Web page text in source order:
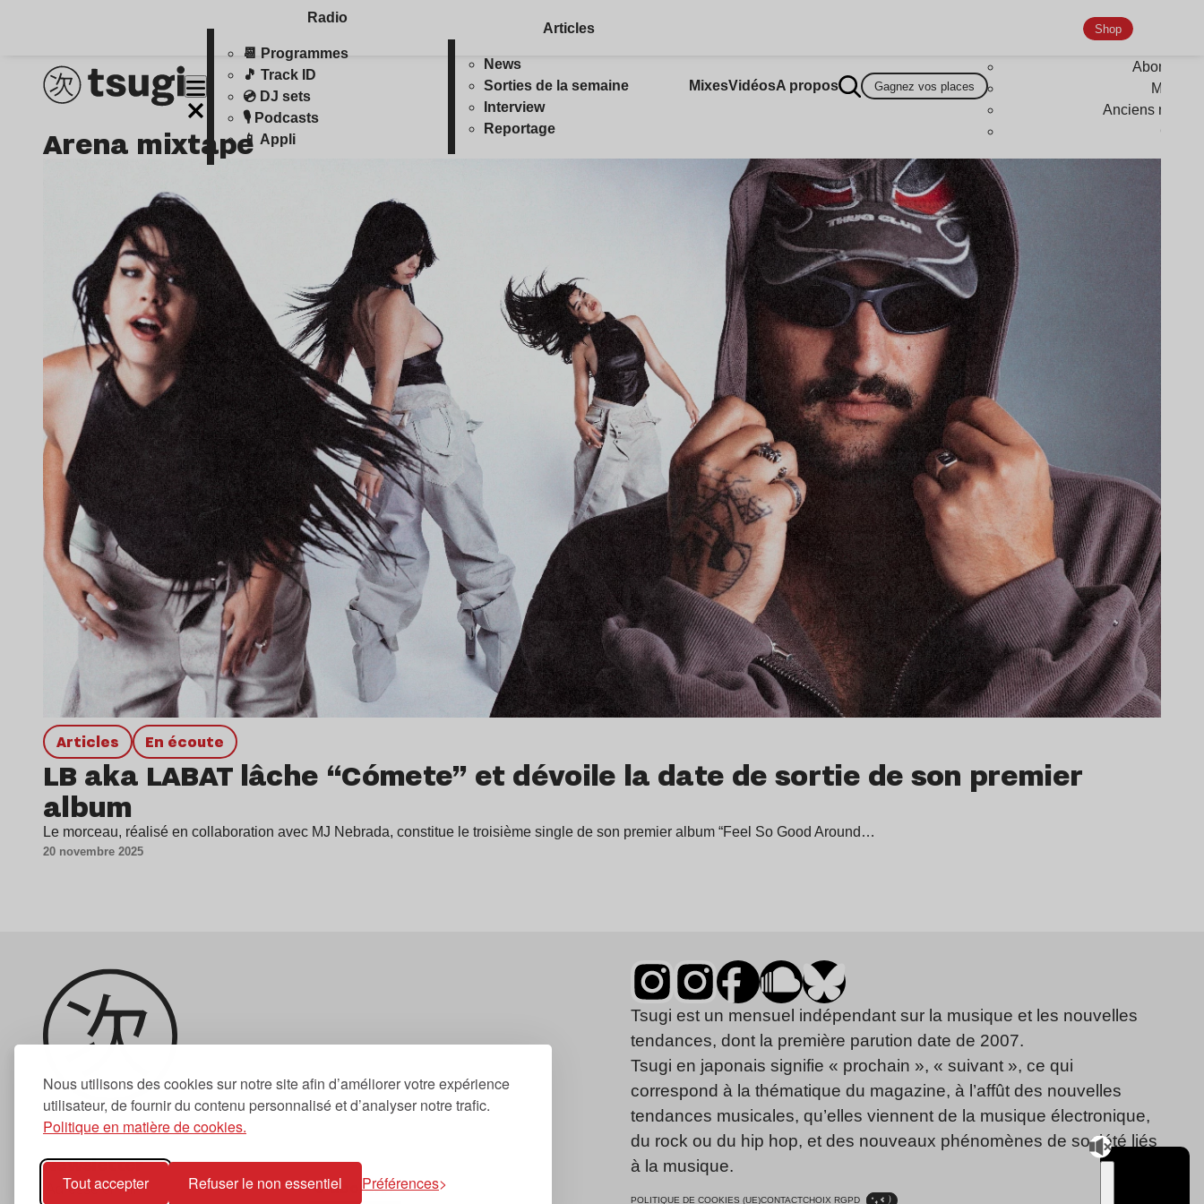
Nous utilisons des cookies sur notre site afin d’améliorer votre expérience
utilisateur, de fournir du contenu personnalisé et d’analyser notre trafic.
Politique en matière de cookies.
Tout accepter Refuser le non essentiel Préférences
Radio
📆 Programmes
🎵 Track ID
💿 DJ sets
🎙️ Podcasts
📱 Appli
Articles
News
Sorties de la semaine
Interview
Reportage
MixesVidéosA propos Gagnez vos places
Shop
Anciens
arena mixtape
Articles en écoute
LB aka LABAT lâche “Cómete” et dévoile la date de sortie de son premier
album
Le morceau, réalisé en collaboration avec MJ Nebrada, constitue le troisième single de son premier album “Feel So Good Around…
20 novembre 2025
Newsletter
S'abonner
Tsugi est un mensuel indépendant sur la musique et les nouvelles
tendances, dont la première parution date de 2007.
Tsugi en japonais signifie « prochain », « suivant », ce qui
correspond à la thématique du magazine, à l’affût des nouvelles
tendances musicales, qu’elles viennent de la musique électronique,
du rock ou du hip hop, et des nouveaux phénomènes de société liés
à la musique.
POLITIQUE DE COOKIES (UE)CONTACTCHOIX RGPD